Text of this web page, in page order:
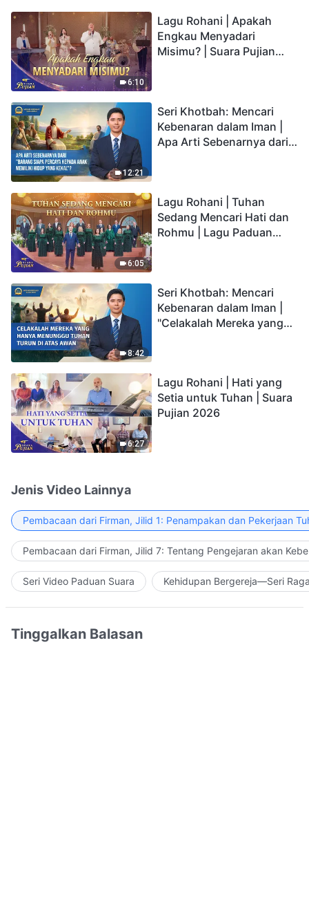
6:10
Lagu Rohani | Apakah
Engkau Menyadari
Misimu? | Suara Pujian
12:21
Seri Khotbah: Mencari
Kebenaran dalam Iman |
Apa Arti Sebenarnya dari
6:05
Lagu Rohani | Tuhan
Sedang Mencari Hati dan
Rohmu | Lagu Paduan
8:42
Seri Khotbah: Mencari
Kebenaran dalam Iman |
"Celakalah Mereka yang
6:27
Lagu Rohani | Hati yang
Setia untuk Tuhan | Suara
Pujian 2026
Jenis Video Lainnya
Pembacaan dari Firman, Jilid 1: Penampakan dan Pekerjaan
Pembacaan dari Firman, Jilid 7: Tentang Pengejaran akan
Seri Video Paduan Suara Kehidupan Bergereja—Seri
Tinggalkan Balasan